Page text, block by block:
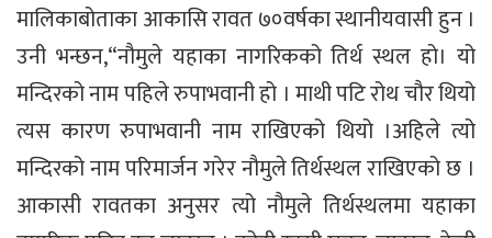
मालिकाबोताका आकासि रावत ७०वर्षका स्थानीयवासी हुन ।
उनी भन्छन,“नौमुले यहाका नागरिकको तिर्थ स्थल हो। यो
मन्दिरको नाम पहिले रुपाभवानी हो । माथी पटि रोथ चौर थियो
त्यस कारण रुपाभवानी नाम राखिएको थियो ।अहिले त्यो
मन्दिरको नाम परिमार्जन गरेर नौमुले तिर्थस्थल राखिएको छ ।
आकासी रावतका अनुसर त्यो नौमुले तिर्थस्थलमा यहाका